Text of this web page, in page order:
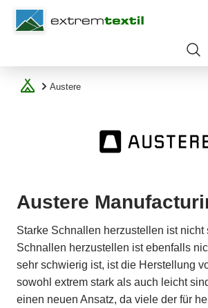
Shopware
Austere
Austere
Starke Schnallen herzustellen ist nicht
Schnallen herzustellen ist ebenfalls
sehr schwierig ist, ist die Herstellung
sowohl extrem stark als auch leicht
einen neuen Ansatz, da viele der für